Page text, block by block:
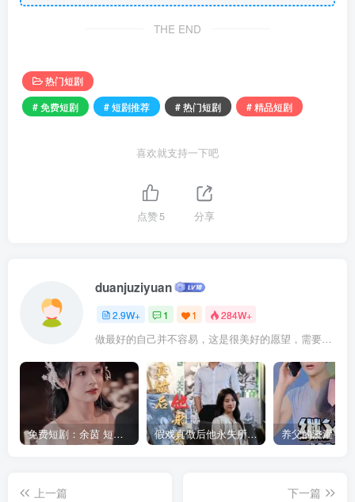
THE END
热门短剧
# 免费短剧
# 短剧推荐 # 热门短剧 # 精品短剧
喜欢就支持一下吧
点赞5 分享
duanjuziyuan
2.9W+ 1 1 284W+
做最好的自己并不容易，这是很美好的愿望，需要耐心、坚持和毅力
免费短剧：余茵 短剧 16部合集 假戏真做后他永失所爱（60集）程澄＆杨珞仟
上一篇
下一篇